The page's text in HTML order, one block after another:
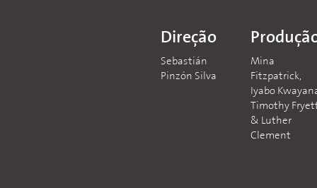
Direção
Sebastián
Pinzón Silva
Mina
Fitzpatrick,
Iyabo
Timothy
& Luther
Clement